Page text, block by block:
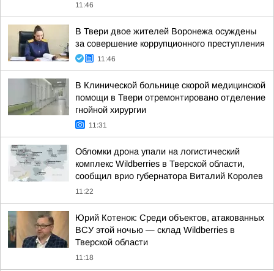
11:46
В Твери двое жителей Воронежа осуждены
за совершение коррупционного преступления
11:46
В Клинической больнице скорой медицинской
помощи в Твери отремонтировано отделение
гнойной хирургии
11:31
Обломки дрона упали на логистический
комплекс Wildberries в Тверской области,
сообщил врио губернатора Виталий Королев
11:22
Юрий Котенок: Среди объектов, атакованных
ВСУ этой ночью — склад Wildberries в
Тверской области
11:18